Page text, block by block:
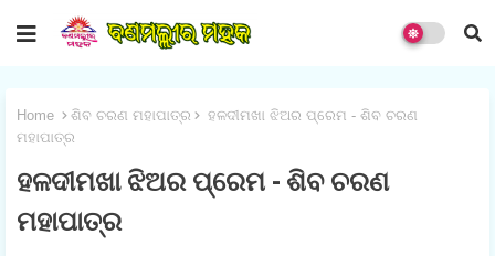
Home ଶିବ ଚରଣ ମହାପାତ୍ର
ହଳଦୀମଖା ଝିଅର ପ୍ରେମ - ଶିବ ଚରଣ
ମହାପାତ୍ର
ହଳଦୀମଖା ଝିଅର ପ୍ରେମ - ଶିବ ଚରଣ
ମହାପାତ୍ର